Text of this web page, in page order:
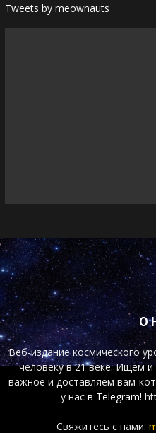
Tweets by meownauts
О
Веб-издание космического
человеку в 21 веке. Ищем
важное и доставляем вам-
у нас в Telegram!
Свяжитесь с нами: